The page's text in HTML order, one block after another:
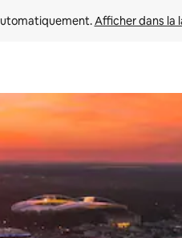
Afficher dans la